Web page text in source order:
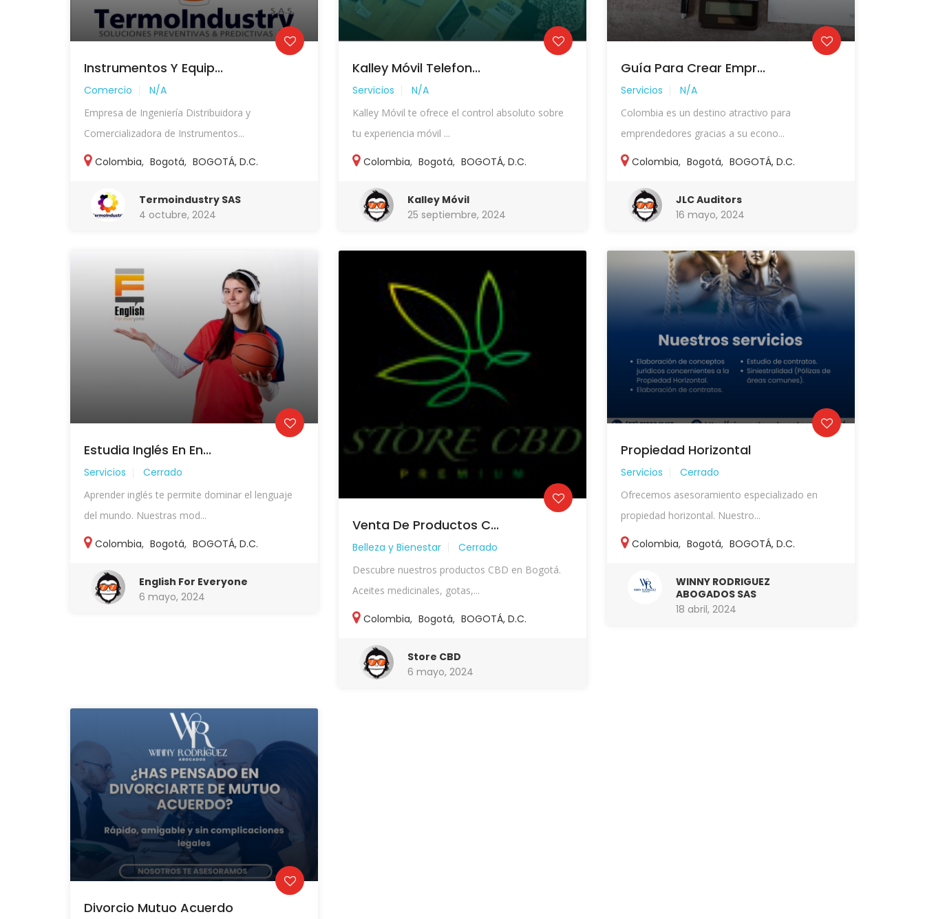
Instrumentos Y Equip...
Comercio N/A
Empresa de Ingeniería Distribuidora y
Comercializadora de Instrumentos...
Colombia, Bogotá, BOGOTÁ, D.C.
Termoindustry SAS
4 octubre, 2024
Kalley Móvil Telefon...
Servicios N/A
Kalley Móvil te ofrece el control absoluto sobre
tu experiencia móvil ...
Colombia, Bogotá, BOGOTÁ, D.C.
Kalley Móvil
25 septiembre, 2024
Guía Para Crear Empr...
Servicios N/A
Colombia es un destino atractivo para
emprendedores gracias a su econo...
Colombia, Bogotá, BOGOTÁ, D.C.
JLC Auditors
16 mayo, 2024
Estudia Inglés En En...
Servicios Cerrado
Aprender inglés te permite dominar el lenguaje
del mundo. Nuestras mod...
Colombia, Bogotá, BOGOTÁ, D.C.
English For Everyone
6 mayo, 2024
Venta De Productos C...
Belleza y Bienestar Cerrado
Descubre nuestros productos CBD en Bogotá.
Aceites medicinales, gotas,...
Colombia, Bogotá, BOGOTÁ, D.C.
Store CBD
6 mayo, 2024
Propiedad Horizontal
Servicios Cerrado
Ofrecemos asesoramiento especializado en
propiedad horizontal. Nuestro...
Colombia, Bogotá, BOGOTÁ, D.C.
WINNY RODRIGUEZ
ABOGADOS SAS
18 abril, 2024
Divorcio Mutuo Acuerdo